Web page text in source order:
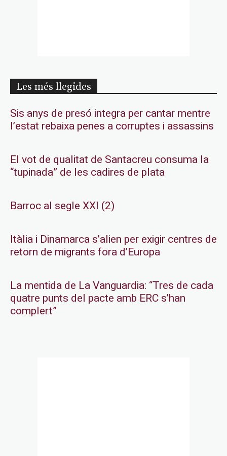
Les més llegides
Sis anys de presó integra per cantar mentre
l’estat rebaixa penes a corruptes i assassins
El vot de qualitat de Santacreu consuma la
“tupinada” de les cadires de plata
Barroc al segle XXI (2)
Itàlia i Dinamarca s’alien per exigir centres de
retorn de migrants fora d’Europa
La mentida de La Vanguardia: “Tres de cada
quatre punts del pacte amb ERC s’han
complert”